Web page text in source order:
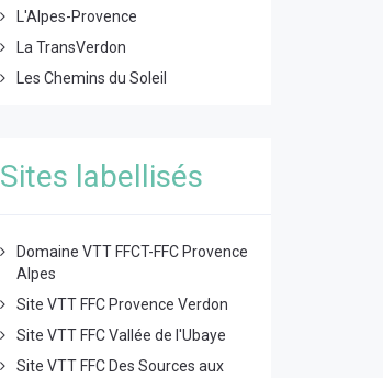
L'Alpes-Provence
La TransVerdon
Les Chemins du Soleil
Sites labellisés
Domaine VTT FFCT-FFC Provence
Alpes
Site VTT FFC Provence Verdon
Site VTT FFC Vallée de l'Ubaye
Site VTT FFC Des Sources aux